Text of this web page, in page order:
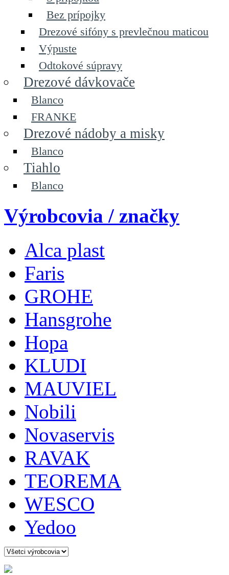
Bez prípojky
Drezové sifóny s prevlečnou maticou
Výpuste
Odtokové súpravy
Drezové dávkovače
Blanco
FRANKE
Drezové nádoby a misky
Blanco
Tiahlo
Blanco
Výrobcovia / značky
Alca plast
Faris
GROHE
Hansgrohe
Hopa
KLUDI
MAUVIEL
Nobili
Novaservis
RAVAK
TEOREMA
WESCO
Yedoo